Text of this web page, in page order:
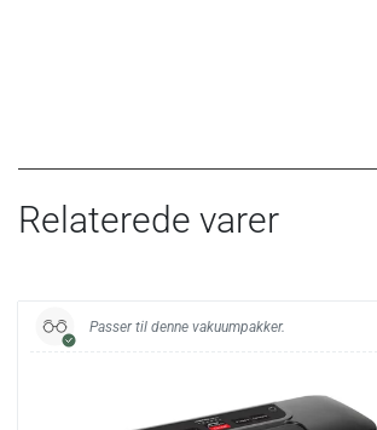
Relaterede varer
Passer til denne vakuumpakker.